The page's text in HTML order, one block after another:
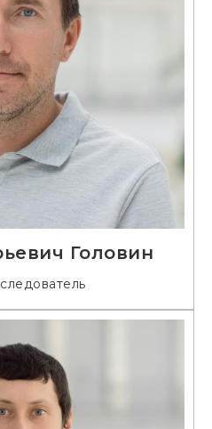
Головин